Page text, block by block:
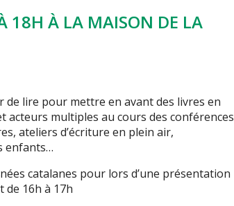
18H À LA MAISON DE LA
de lire pour mettre en avant des livres en
multiples au cours des conférences
ateliers d’écriture en plein air,
enfants…
catalanes pour lors d’une présentation
de 16h à 17h